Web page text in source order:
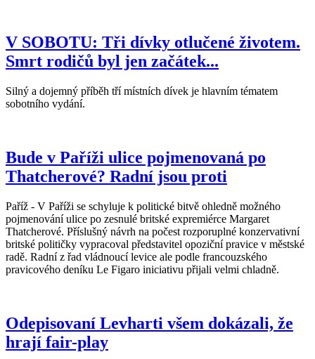
V SOBOTU: Tři dívky otlučené životem.
Smrt rodičů byl jen začátek...
Silný a dojemný příběh tří místních dívek je hlavním tématem
sobotního vydání.
Bude v Paříži ulice pojmenovaná po
Thatcherové? Radní jsou proti
Paříž - V Paříži se schyluje k politické bitvě ohledně možného
pojmenování ulice po zesnulé britské expremiérce Margaret
Thatcherové. Příslušný návrh na počest rozporuplné konzervativní
britské političky vypracoval představitel opoziční pravice v městské
radě. Radní z řad vládnoucí levice ale podle francouzského
pravicového deníku Le Figaro iniciativu přijali velmi chladně.
Odepisovaní Levharti všem dokázali, že
hrají fair-play